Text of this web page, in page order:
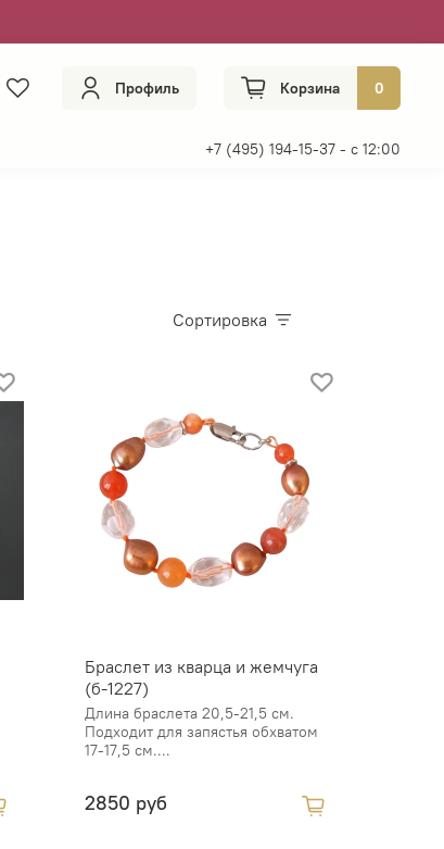
Профиль Корзина 0
+7 (495) 194-15-37 - с 12:00
Сортировка
Браслет из кварца и жемчуга
(б-1227)
Длина браслета 20,5-21,5 см.
Подходит для запястья обхватом
17-17,5 см....
2850 руб